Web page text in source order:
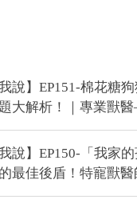
我說】EP151-棉花糖
大解析！｜專業獸
說】EP150-「我家
最佳後盾！特寵獸